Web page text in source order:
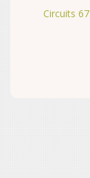
Circuits